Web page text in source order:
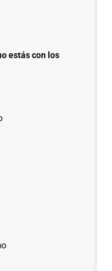
estás con los